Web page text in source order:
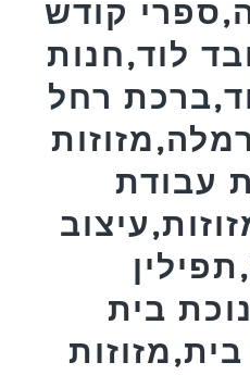
קודש
לוד,חנות
רחל
עבודת
בית